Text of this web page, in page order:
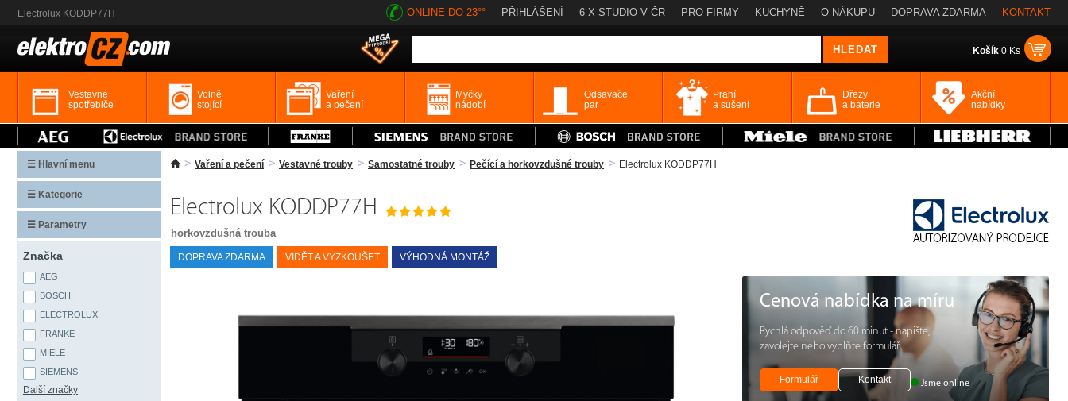
Electrolux KODDP77H ONLINE DO 23°° PŘIHLÁŠENÍ 6 X STUDIO V ČR PRO FIRMY KUCHYNĚ O NÁKUPU DOPRAVA ZDARMA KONTAKT
Košík0 Ks
Vestavné
spotřebiče
Volně
stojící
Vaření
a pečení
Myčky
nádobí
Odsavače
par
Praní
a sušení
Dřezy
a baterie
Akční
nabídky
Vaření a pečení Vestavné trouby Samostatné trouby Pečící a horkovzdušné trouby Electrolux KODDP77H
Electrolux KODDP77H
horkovzdušná trouba
DOPRAVA ZDARMA VIDĚT A VYZKOUŠET VÝHODNÁ MONTÁŽ
Cenová nabídka na míru
Rychlá odpověď do 60 minut - napište,
zavolejte nebo vyplňte formulář
Formulář Kontakt Jsme online
☰ Hlavní menu
☰ Kategorie
☰ Parametry
Značka
AEG
BOSCH
ELECTROLUX
FRANKE
MIELE
SIEMENS
Další značky